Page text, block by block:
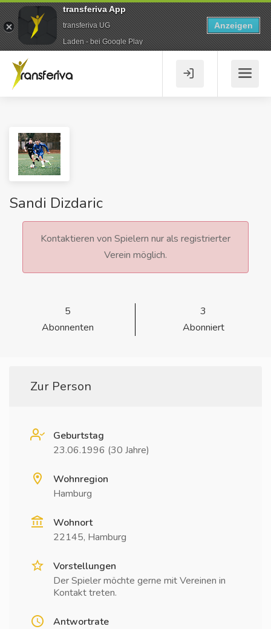
Sandi Dizdaric
Kontaktieren von Spielern nur als registrierter
Verein möglich.
5
Abonnenten
3
Abonniert
Zur Person
Geburtstag
23.06.1996 (30 Jahre)
Wohnregion
Hamburg
Wohnort
22145, Hamburg
Vorstellungen
Der Spieler möchte gerne mit Vereinen in
Kontakt treten.
Antwortrate
transferiva App
transferiva UG
Laden - bei Google Play
Anzeigen